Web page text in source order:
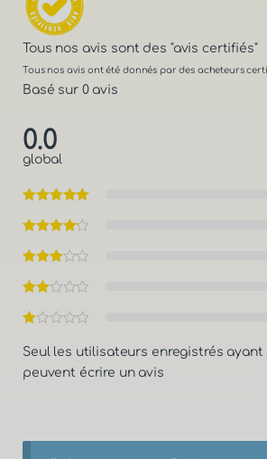
Tous nos avis sont des "avis certifiés"
Tous nos avis ont été donnés par des acheteurs
Basé sur 0 avis
0.0
global
Seul les utilisateurs enregistrés
peuvent écrire un avis